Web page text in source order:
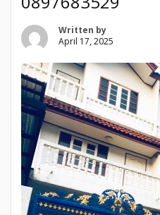
Written by
April 17, 2025